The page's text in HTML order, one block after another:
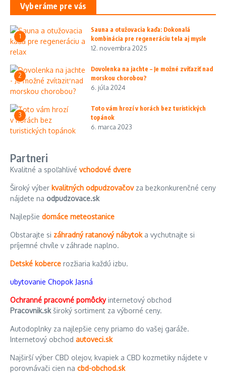
Vyberáme pre vás
1
Sauna a otužovacia kaďa: Dokonalá
kombinácia pre regeneráciu tela aj mysle
12. novembra 2025
2
Dovolenka na jachte – Je možné zvíťaziť nad
morskou chorobou?
6. júla 2024
3
Toto vám hrozí v horách bez turistických
topánok
6. marca 2023
Partneri
Kvalitné a spoľahlivé vchodové dvere
Široký výber kvalitných odpudzovačovza bezkonkurenčné ceny
nájdete na odpudzovace.sk
Najlepšie domáce meteostanice
Obstarajte si záhradný ratanový nábytoka vychutnajte si
príjemné chvíle v záhrade naplno.
Detské koberce rozžiaria každú izbu.
ubytovanie Chopok Jasná
Ochranné pracovné pomôckyinternetový obchod
Pracovnik.skširoký sortiment za výborné ceny.
Autodoplnky za najlepšie ceny priamo do vašej garáže.
Internetový obchod autoveci.sk
Najširší výber CBD olejov, kvapiek a CBD kozmetiky nájdete v
porovnávači cien na cbd-obchod.sk